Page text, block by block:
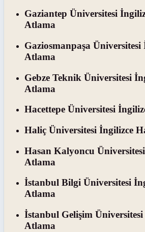
Gaziantep Üniversitesi
Atlama
Gaziosmanpaşa Üniversitesi
Atlama
Gebze Teknik Üniversitesi
Atlama
Hacettepe Üniversitesi
Haliç Üniversitesi İngilizce
Hasan Kalyoncu
Atlama
İstanbul Bilgi Üniversitesi
Atlama
İstanbul Gelişim Üniversitesi
Atlama